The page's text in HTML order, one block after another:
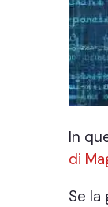
In
di
Se